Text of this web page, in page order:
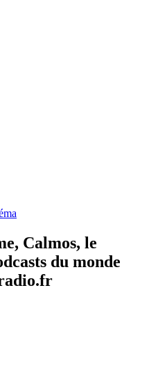
Calmos, le
du monde